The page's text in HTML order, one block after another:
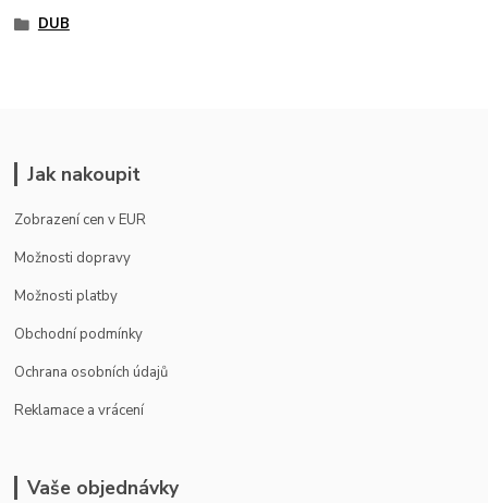
DUB
Jak nakoupit
Zobrazení cen v EUR
Možnosti dopravy
Možnosti platby
Obchodní podmínky
Ochrana osobních údajů
Reklamace a vrácení
Vaše objednávky